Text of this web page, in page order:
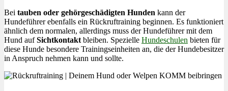
Bei tauben oder gehörgeschädigten Hunden kann der
Hundeführer ebenfalls ein Rückruftraining beginnen. Es funktioniert
ähnlich dem normalen, allerdings muss der Hundeführer mit dem
Hund aufSichtkontakt bleiben. Spezielle Hundeschulen bieten für
diese Hunde besondere Trainingseinheiten an, die der Hundebesitzer
in Anspruch nehmen kann und sollte.